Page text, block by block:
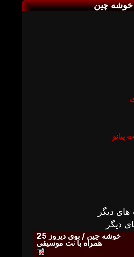
خوشه چین
پیانو
دیگر
دیگر
خوشه چین / بوی دیروز 25
همراه با نت موسیقی